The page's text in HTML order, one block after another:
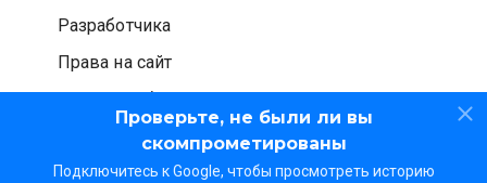
Проверьте, не были ли вы
скомпрометированы
Подключитесь к Google, чтобы просмотреть историю
Разработчика
Права на сайт
Проверка безопасности